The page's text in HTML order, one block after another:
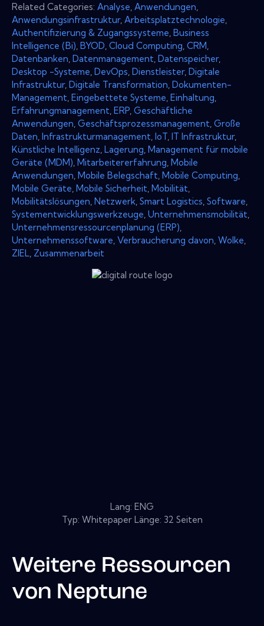
Related Categories: Analyse Anwendungen
Anwendungsinfrastruktur, Arbeitsplatztechnologie
Authentifizierung & Zugangssysteme Business
Intelligence (Bi) BYOD Cloud Computing CRM
Datenbanken Datenmanagement Datenspeicher,
Desktop -Systeme DevOps Dienstleister, Digitale
Infrastruktur, Digitale Transformation Dokumenten-
Management Eingebettete Systeme Einhaltung
Erfahrungmanagement ERP Geschäftliche
Anwendungen Geschäftsprozessmanagement Große
Daten Infrastrukturmanagement IoT IT Infrastruktur,
Künstliche Intelligenz Lagerung Management für mobile
Geräte (MDM) Mitarbeitererfahrung Mobile
Anwendungen Mobile Belegschaft Mobile Computing
Mobile Geräte Mobile Sicherheit Mobilität
Mobilitätslösungen Netzwerk Smart Logistics Software
Systementwicklungswerkzeuge Unternehmensmobilität
Unternehmensressourcenplanung (ERP)
Unternehmenssoftware Verbraucherung davon Wolke
ZIEL Zusammenarbeit
Lang: ENG
Typ: Whitepaper Länge: 32 Seiten
Weitere Ressourcen
von Neptune